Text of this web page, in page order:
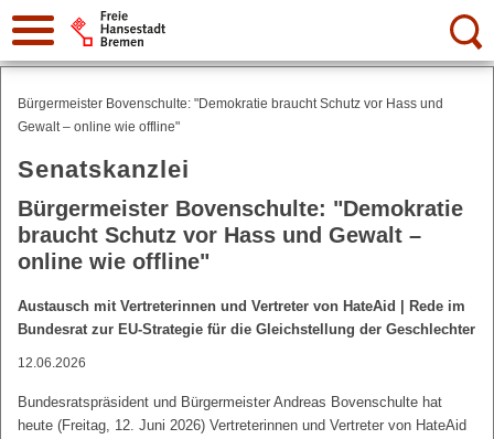
Suche:
Bürgermeister Bovenschulte: "Demokratie braucht Schutz vor Hass und
Gewalt – online wie offline"
Senatskanzlei
Bürgermeister Bovenschulte: "Demokratie
braucht Schutz vor Hass und Gewalt –
online wie offline"
Austausch mit Vertreterinnen und Vertreter von HateAid | Rede im
Bundesrat zur EU-Strategie für die Gleichstellung der Geschlechter
12.06.2026
Bundesratspräsident und Bürgermeister Andreas Bovenschulte hat
heute (Freitag, 12. Juni 2026) Vertreterinnen und Vertreter von HateAid